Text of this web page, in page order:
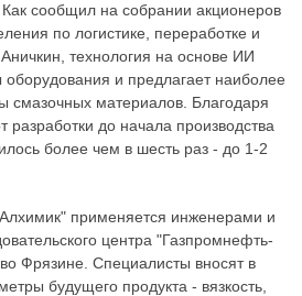
сообщил на собрании акционеров
по логистике, переработке и
технология на основе ИИ
и предлагает наиболее
смазочных материалов. Благодаря
разработки до начала производства
более чем в шесть раз - до 1-2
применяется инженерами и
центра "Газпромнефть-
Фрязине. Специалисты вносят в
будущего продукта - вязкость,